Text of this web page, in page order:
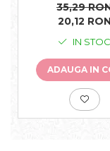
35,29
20,12 RON
IN STOC
ADAUGA IN